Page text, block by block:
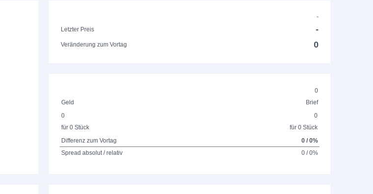
-
Letzter Preis
-
Veränderung zum Vortag 0
0
Geld
Brief
0
für 0 Stück
0
für 0 Stück
Differenz zum Vortag
0 / 0%
Spread absolut / relativ
0 / 0%